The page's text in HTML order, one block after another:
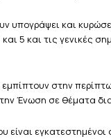
υπογράψει και
5 και τις γενικές
εμπίπτουν στην
Ένωση σε θέματα
είναι